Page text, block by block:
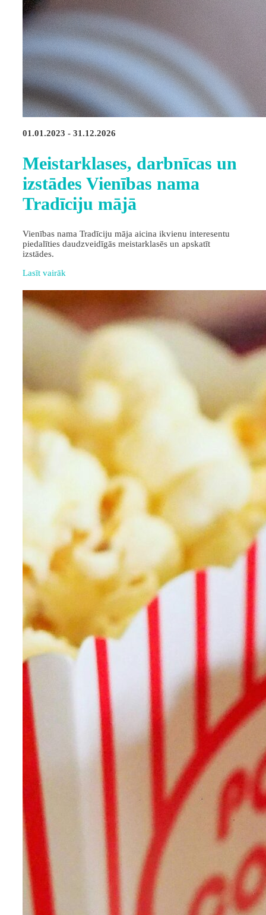
01.01.2023 - 31.12.2026
Meistarklases, darbnīcas un
izstādes Vienības nama
Tradīciju mājā
Vienības nama Tradīciju māja aicina ikvienu interesentu
piedalīties daudzveidīgās meistarklasēs un apskatīt
izstādes.
Lasīt vairāk